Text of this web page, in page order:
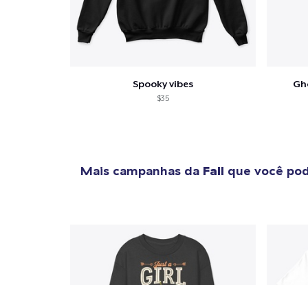
Spooky vibes
$35
Mais campanhas da Fall que você